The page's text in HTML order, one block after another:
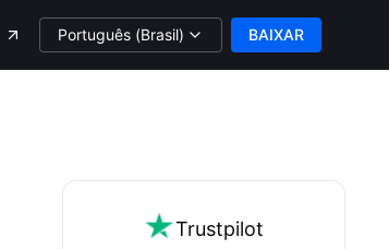
Português (Brasil) BAIXAR
Trustpilot